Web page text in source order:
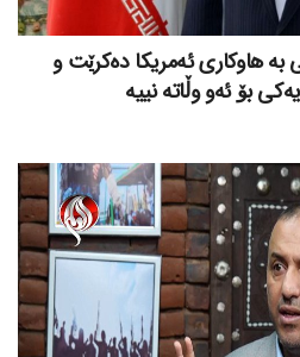
بە هاوکاری ئەمریکا دەکرێت و
بۆ ئەو وڵاتە نییە